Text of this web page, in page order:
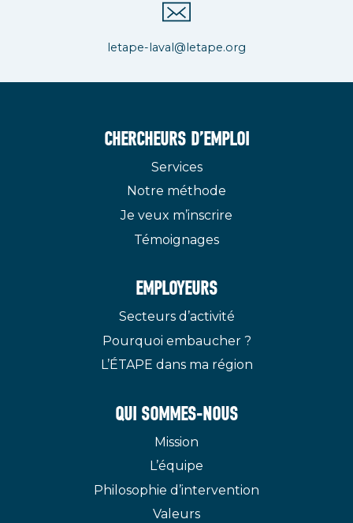
letape-laval@letape.org
CHERCHEURS D’EMPLOI
Services
Notre méthode
Je veux m’inscrire
Témoignages
EMPLOYEURS
Secteurs d’activité
Pourquoi embaucher ?
L’ÉTAPE dans ma région
QUI SOMMES-NOUS
Mission
L’équipe
Philosophie d’intervention
Valeurs